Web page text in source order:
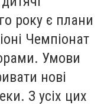
року є плани
Чемпіонат
Умови
нові
З усіх цих